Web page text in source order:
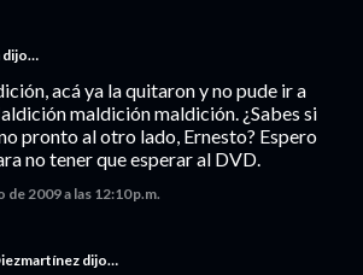
dijo…
acá ya la quitaron y no pude ir a
maldición maldición. ¿Sabes si
pronto al otro lado, Ernesto? Espero
no tener que esperar al DVD.
de 2009 a las 12:10 p.m.
dijo…